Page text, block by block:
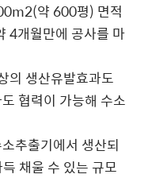
약 600평) 면적
4개월만에 공사를 마
의 생산유발효과도
협력이 가능해 수소
추출기에서 생산되
채울 수 있는 규모